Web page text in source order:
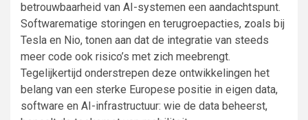
betrouwbaarheid van AI-systemen een aandachtspunt.
Softwarematige storingen en terugroepacties, zoals bij
Tesla en Nio, tonen aan dat de integratie van steeds
meer code ook risico’s met zich meebrengt.
Tegelijkertijd onderstrepen deze ontwikkelingen het
belang van een sterke Europese positie in eigen data,
software en AI-infrastructuur: wie de data beheerst,